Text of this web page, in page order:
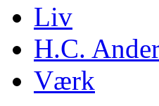
Liv
H.C.
Værk